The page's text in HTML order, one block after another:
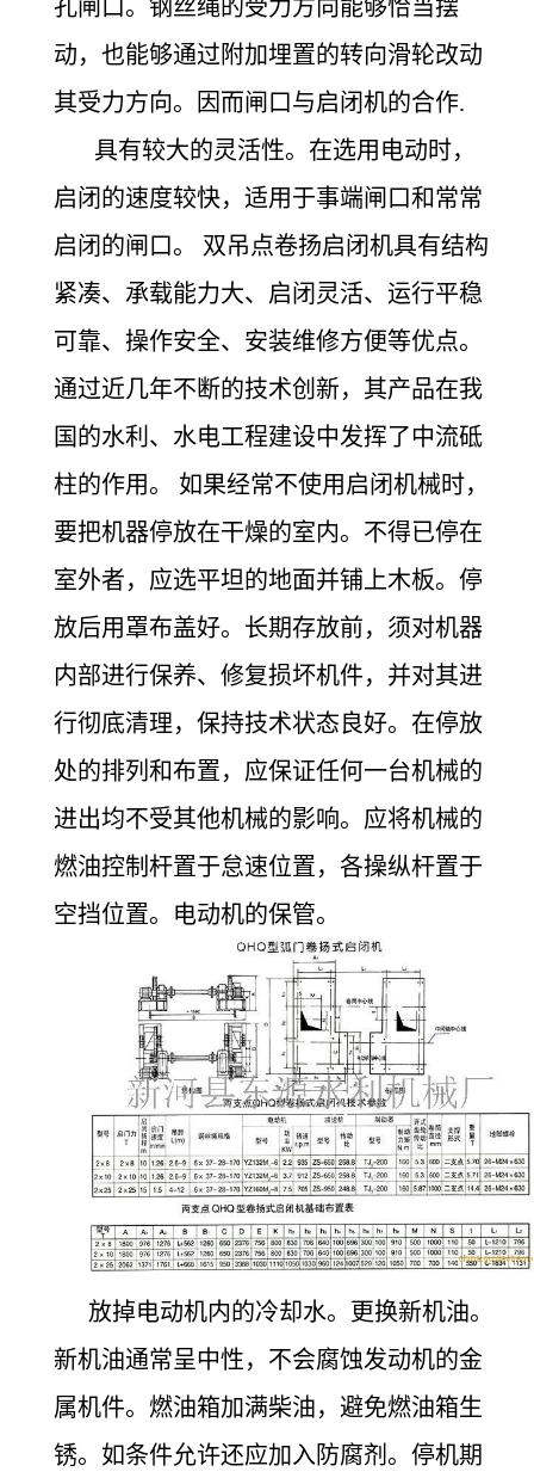
孔闸口。钢丝绳的受力方向能够恰当摆
动，也能够通过附加埋置的转向滑轮改动
其受力方向。因而闸口与启闭机的合作.
具有较大的灵活性。在选用电动时，
启闭的速度较快，适用于事端闸口和常常
启闭的闸口。 双吊点卷扬启闭机具有结构
紧凑、承载能力大、启闭灵活、运行平稳
可靠、操作安全、安装维修方便等优点。
通过近几年不断的技术创新，其产品在我
国的水利、水电工程建设中发挥了中流砥
柱的作用。 如果经常不使用启闭机械时，
要把机器停放在干燥的室内。不得已停在
室外者，应选平坦的地面并铺上木板。停
放后用罩布盖好。长期存放前，须对机器
内部进行保养、修复损坏机件，并对其进
行彻底清理，保持技术状态良好。在停放
处的排列和布置，应保证任何一台机械的
进出均不受其他机械的影响。应将机械的
燃油控制杆置于怠速位置，各操纵杆置于
空挡位置。电动机的保管。
放掉电动机内的冷却水。更换新机油。
新机油通常呈中性，不会腐蚀发动机的金
属机件。燃油箱加满柴油，避免燃油箱生
锈。如条件允许还应加入防腐剂。停机期